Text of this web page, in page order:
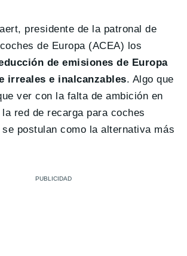
presidente de la patronal de
de Europa (ACEA) los
de emisiones de Europa
irreales e inalcanzables. Algo que
ver con la falta de ambición en
red de recarga para coches
postulan como la alternativa más